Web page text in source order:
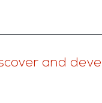
and